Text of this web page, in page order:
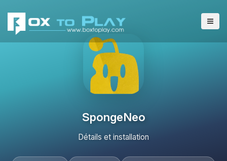
SpongeNeo
Détails et installation